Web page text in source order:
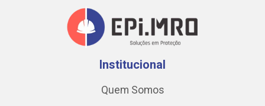
Institucional
Quem Somos